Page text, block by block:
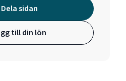
Dela sidan
till din lön